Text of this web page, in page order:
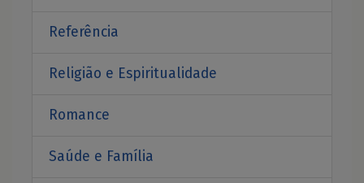
Referência
Religião e Espiritualidade
Romance
Saúde e Família